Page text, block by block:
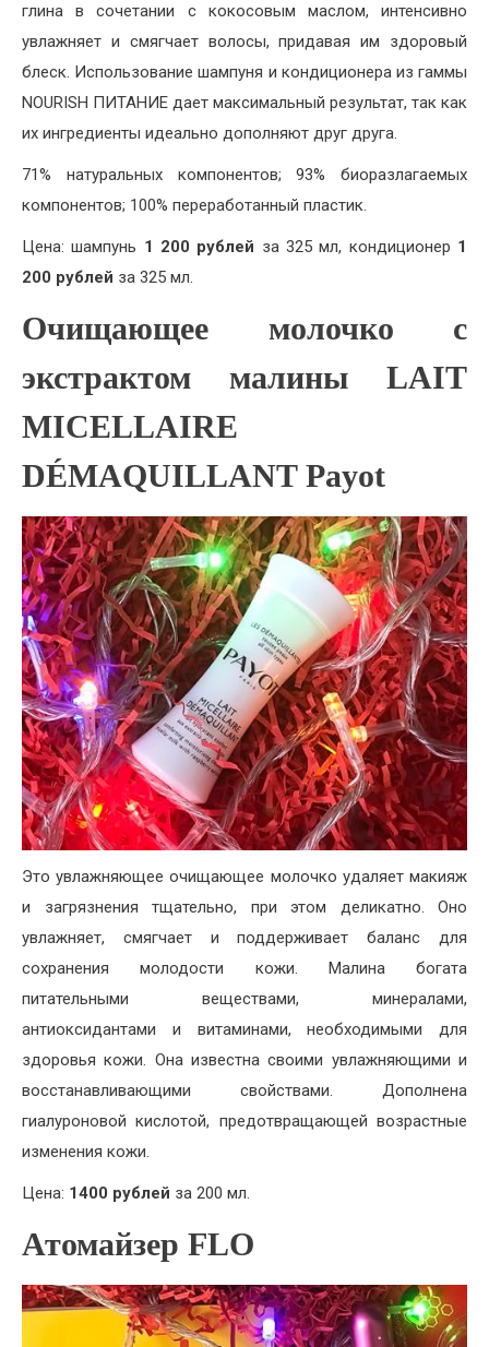
глина в сочетании с кокосовым маслом, интенсивно
увлажняет и смягчает волосы, придавая им здоровый
блеск. Использование шампуня и кондиционера из гаммы
NOURISH ПИТАНИЕ дает максимальный результат, так как
их ингредиенты идеально дополняют друг друга.
71% натуральных компонентов; 93% биоразлагаемых
компонентов; 100% переработанный пластик.
Цена: шампунь 1 200 рублей за 325 мл, кондиционер 1
200 рублей за 325 мл.
Очищающее молочко с
экстрактом малины LAIT
MICELLAIRE
DÉMAQUILLANT Payot
Это увлажняющее очищающее молочко удаляет макияж
и загрязнения тщательно, при этом деликатно. Оно
увлажняет, смягчает и поддерживает баланс для
сохранения молодости кожи. Малина богата
питательными веществами, минералами,
антиоксидантами и витаминами, необходимыми для
здоровья кожи. Она известна своими увлажняющими и
восстанавливающими свойствами. Дополнена
гиалуроновой кислотой, предотвращающей возрастные
изменения кожи.
Цена: 1400 рублей за 200 мл.
Атомайзер FLO